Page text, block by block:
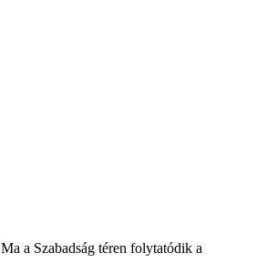
Ma a Szabadság téren folytatódik a